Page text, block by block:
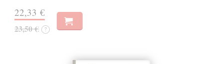
22,33 €
23,50 € ?